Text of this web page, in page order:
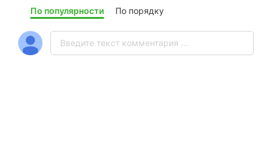
По популярности По порядку